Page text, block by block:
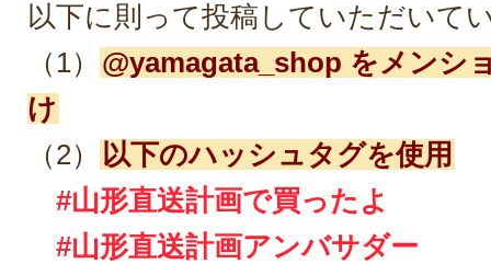
以下に則って投稿していただいて
（1）
@yamagata_shop をメンシ
け
（2）
以下のハッシュタグを使用
#山形直送計画で買ったよ
#山形直送計画アンバサダー